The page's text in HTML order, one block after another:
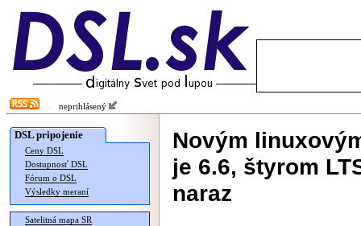
neprihlásený
DSL pripojenie
Ceny DSL
Dostupnosť DSL
Fórum o DSL
Výsledky meraní
Satelitná mapa SR
Novým
je 6.6, štyrom
naraz